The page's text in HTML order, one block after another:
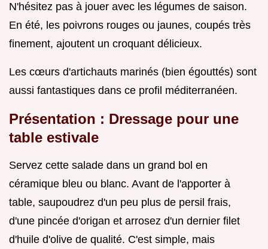
N'hésitez pas à jouer avec les légumes de saison.
En été, les poivrons rouges ou jaunes, coupés très
finement, ajoutent un croquant délicieux.
Les cœurs d'artichauts marinés (bien égouttés) sont
aussi fantastiques dans ce profil méditerranéen.
Présentation : Dressage pour une
table estivale
Servez cette salade dans un grand bol en
céramique bleu ou blanc. Avant de l'apporter à
table, saupoudrez d'un peu plus de persil frais,
d'une pincée d'origan et arrosez d'un dernier filet
d'huile d'olive de qualité. C'est simple, mais